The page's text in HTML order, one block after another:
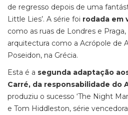
de regresso depois de uma
Little Lies’. A série foi rodada em
como as ruas de Londres e
arquitectura como a Acrópole de
Poseidon, na Grécia.
Esta é a segunda adaptação
Carré, da responsabilidade do
produziu o sucesso ‘The Night
e Tom Hiddleston, série